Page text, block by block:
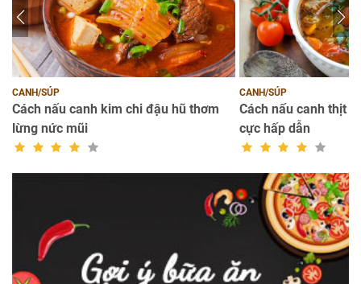
CANH/SÚP
Cách nấu canh kim chi đậu hũ thơm
lừng nức mũi
CANH/SÚP
Cách nấu canh thịt
cực hấp dẫn